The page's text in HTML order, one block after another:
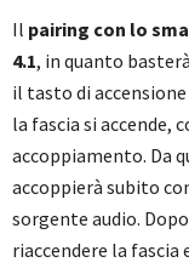
Il pairing con lo
4.1, in quanto
il tasto di
la fascia si accende,
accoppiamento. Da
accoppierà subito
sorgente audio.
riaccendere la